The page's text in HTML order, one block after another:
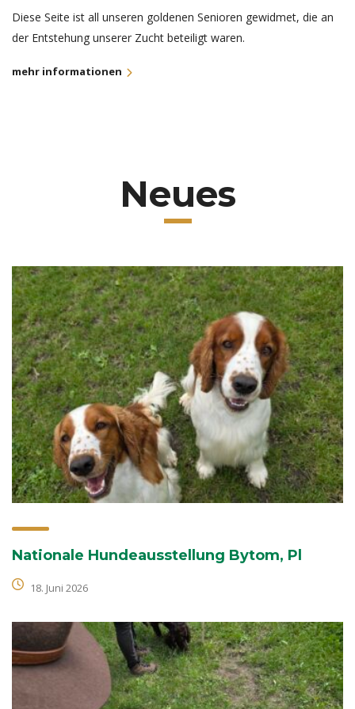
Diese Seite ist all unseren goldenen Senioren gewidmet, die an
der Entstehung unserer Zucht beteiligt waren.
mehr informationen
Neues
Nationale Hundeausstellung Bytom, Pl
18. Juni 2026